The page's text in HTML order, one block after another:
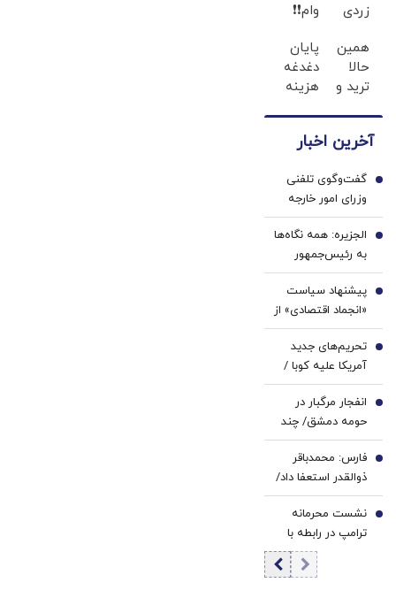
بهای خدمات
است
دهید
زردی
ها با
ژل
سفید
خرید40%تخفیف
وام❗❗
احراز
هویت
همین
حالا
ترید و
500$بونوس
پایان
دغدغه
هزینه
پزشکی
سفید
کننده
خانگی
آخرین اخبار
گفت‌وگوی تلفنی
وزرای امور خارجه
ایران و موریتانی
1
الجزیره: همه نگاه‌ها
به رئیس‌جمهور
ترامپ دوخته شده/
توپ از زمین ایران
و عمان خارج شده و
اکنون به زمین
آمریکا افتاده است
2
پیشنهاد سیاست
«انجماد اقتصادی» از
سوی یک
اقتصاددان |
اساسی‌ترین وظیفه
بانک مرکزی
سیاست پولی است
| اولویت‌های بانک
فعلی
3
تحریم‌های جدید
آمریکا علیه کوبا /
روبیو بیانیه داد
4
انفجار مرگبار در
حومه دمشق/ چند
نفر کشته و زخمی
شدند
5
فارس: محمدباقر
ذوالقدر استعفا داد/
محسن رضایی دبیر
شورای عالی امنیت
ملی شد
6
نشست محرمانه
ترامپ در رابطه با
ایران در کاخ سفید
7